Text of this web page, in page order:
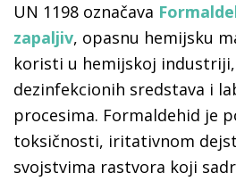
UN 1198 označava
zapaljiv, opasnu hemijsku
koristi u hemijskoj
dezinfekcionih sredstava i
procesima. Formaldehid je
toksičnosti, iritativnom
svojstvima rastvora koji